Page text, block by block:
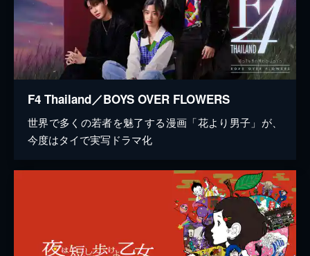
F4 Thailand／BOYS OVER FLOWERS
世界で多くの若者を魅了する漫画「花より男子」が、
今度はタイで実写ドラマ化